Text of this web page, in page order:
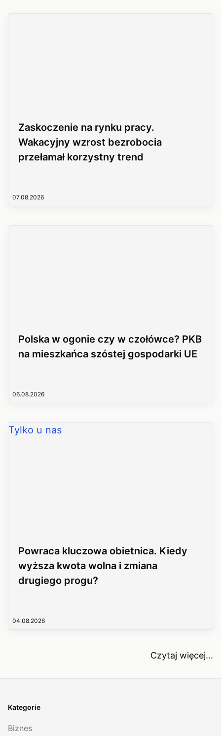
Zaskoczenie na rynku pracy.
Wakacyjny wzrost bezrobocia
przełamał korzystny trend
07.08.2026
Polska w ogonie czy w czołówce? PKB
na mieszkańca szóstej gospodarki UE
06.08.2026
Tylko u nas
Powraca kluczowa obietnica. Kiedy
wyższa kwota wolna i zmiana
drugiego progu?
04.08.2026
Czytaj więcej...
Kategorie
Biznes